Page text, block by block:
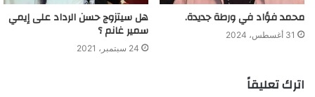
محمد فؤاد في ورطة جديدة.
31 أغسطس، 2024
هل سيتزوج حسن الرداد على إيمي
سمير غانم ؟
24 سبتمبر، 2021
اترك تعليقاً